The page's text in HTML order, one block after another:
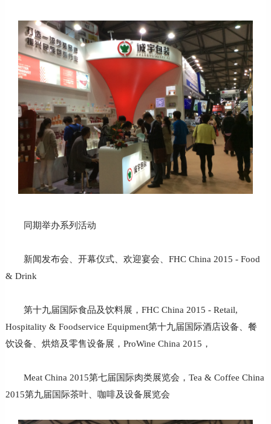
同期举办系列活动
新闻发布会、开幕仪式、欢迎宴会、FHC China 2015 - Food
& Drink
第十九届国际食品及饮料展，FHC China 2015 - Retail,
Hospitality & Foodservice Equipment第十九届国际酒店设备、餐
饮设备、烘焙及零售设备展，ProWine China 2015，
Meat China 2015第七届国际肉类展览会，Tea & Coffee China
2015第九届国际茶叶、咖啡及设备展览会